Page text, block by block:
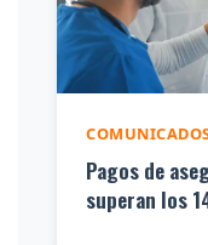
Pagos de
superan los